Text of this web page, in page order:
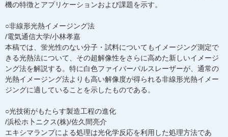
機の特徴とアプリケーションおよび課題を示す。
○非線形光熱イメージング法
/電気通信大学/小林孝嘉
本稿では、蛍光性のない分子・試料についてもイメージング測定で
きる光熱法について、その超解像性をさらに高めた新しいイメージ
ング法を解説する。特に白色ファイバーパルスレーザーが、通常の
光熱イメージング法よりも高い解像度が得られる非線形光熱イメー
ジングに適していることを示したものである。
○光技術がもたらす製造工程の進化
/浜松ホ卜ニクス(株)/佐久間亮介
エキシマランプによる処理は光化学反応を利用した処理方法であ